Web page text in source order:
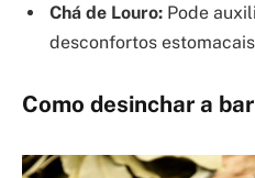
Chá de Louro: Pode
desconfortos
Como desinchar a